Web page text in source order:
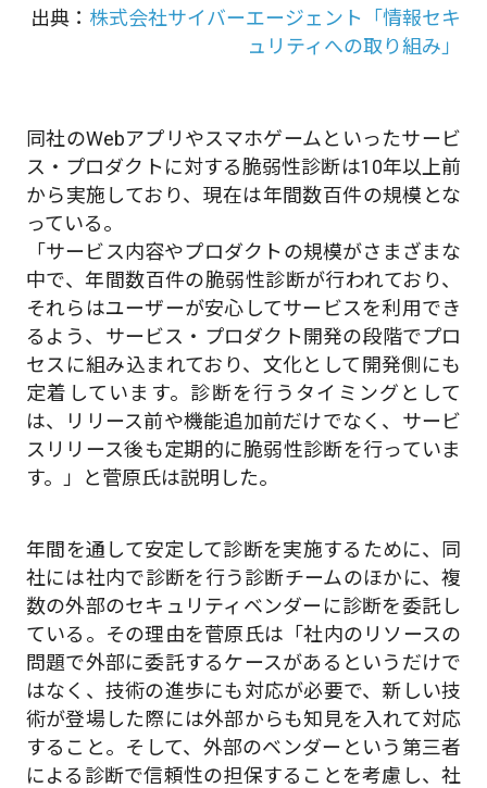
出典： 株式会社サイバーエージェント「情報セキ
ュリティへの取り組み」
同社のWebアプリやスマホゲームといったサービ
ス・プロダクトに対する脆弱性診断は10年以上前
から実施しており、現在は年間数百件の規模とな
っている。
「サービス内容やプロダクトの規模がさまざまな
中で、年間数百件の脆弱性診断が行われており、
それらはユーザーが安心してサービスを利用でき
るよう、サービス・プロダクト開発の段階でプロ
セスに組み込まれており、文化として開発側にも
定着しています。診断を行うタイミングとして
は、リリース前や機能追加前だけでなく、サービ
スリリース後も定期的に脆弱性診断を行っていま
す。」と菅原氏は説明した。
年間を通して安定して診断を実施するために、同
社には社内で診断を行う診断チームのほかに、複
数の外部のセキュリティベンダーに診断を委託し
ている。その理由を菅原氏は「社内のリソースの
問題で外部に委託するケースがあるというだけで
はなく、技術の進歩にも対応が必要で、新しい技
術が登場した際には外部からも知見を入れて対応
すること。そして、外部のベンダーという第三者
による診断で信頼性の担保することを考慮し、社